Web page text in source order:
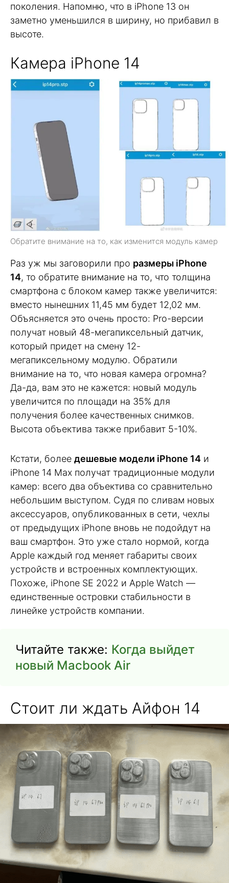
поколения. Напомню, что в iPhone 13 он
заметно уменьшился в ширину, но прибавил в
высоте.
Камера iPhone 14
Обратите внимание на то, как изменится модуль камер
Раз уж мы заговорили про размеры iPhone
14, то обратите внимание на то, что толщина
смартфона с блоком камер также увеличится:
вместо нынешних 11,45 мм будет 12,02 мм.
Объясняется это очень просто: Pro-версии
получат новый 48-мегапиксельный датчик,
который придет на смену 12-
мегапиксельному модулю. Обратили
внимание на то, что новая камера огромна?
Да-да, вам это не кажется: новый модуль
увеличится по площади на 35% для
получения более качественных снимков.
Высота объектива также прибавит 5-10%.
Кстати, более дешевые модели iPhone 14 и
iPhone 14 Max получат традиционные модули
камер: всего два объектива со сравнительно
небольшим выступом. Судя по сливам новых
аксессуаров, опубликованных в сети, чехлы
от предыдущих iPhone вновь не подойдут на
ваш смартфон. Это уже стало нормой, когда
Apple каждый год меняет габариты своих
устройств и встроенных комплектующих.
Похоже, iPhone SE 2022 и Apple Watch —
единственные островки стабильности в
линейке устройств компании.
Читайте также: Когда выйдет
новый Macbook Air
Стоит ли ждать Айфон 14